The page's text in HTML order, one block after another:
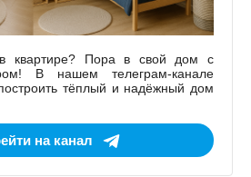
квартире? Пора в свой дом с
В нашем телеграм-канале
тёплый и надёжный дом
на канал